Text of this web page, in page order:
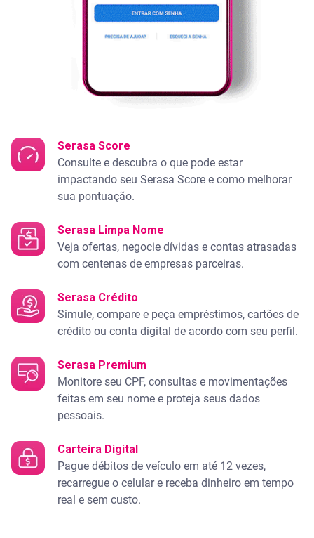
Serasa Score
Consulte e descubra o que pode estar
impactando seu Serasa Score e como melhorar
sua pontuação.
Serasa Limpa Nome
Veja ofertas, negocie dívidas e contas atrasadas
com centenas de empresas parceiras.
Serasa Crédito
Simule, compare e peça empréstimos, cartões de
crédito ou conta digital de acordo com seu perfil.
Serasa Premium
Monitore seu CPF, consultas e movimentações
feitas em seu nome e proteja seus dados
pessoais.
Carteira Digital
Pague débitos de veículo em até 12 vezes,
recarregue o celular e receba dinheiro em tempo
real e sem custo.